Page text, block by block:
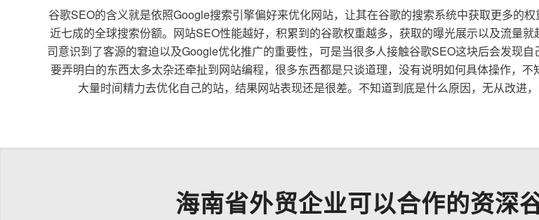
谷歌SEO的含义就是依照Google搜索引擎偏好来优化网站，让其在谷歌的搜索系统中获取更多的
近七成的全球搜索份额。网站SEO性能越好，积累到的谷歌权重越多，获取的曝光展示以及流量
司意识到了客源的窘迫以及Google优化推广的重要性，可是当很多人接触谷歌SEO这块后会发现
要弄明白的东西太多太杂还牵扯到网站编程，很多东西都是只谈道理，没有说明如何具体操作，
大量时间精力去优化自己的站，结果网站表现还是很差。不知道到底是什么原因，无从改进
海南省外贸企业可以合作的资深